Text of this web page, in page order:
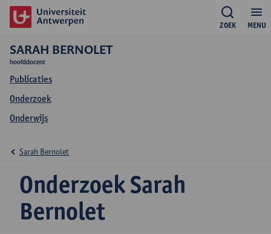
MENU
ZOEK
SARAH BERNOLET
hoofddocent
Publicaties
Onderzoek
Onderwijs
Onderzoek Sarah
Bernolet
Sarah Bernolet